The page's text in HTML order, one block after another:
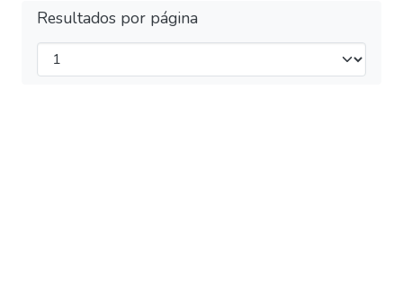
Resultados por página